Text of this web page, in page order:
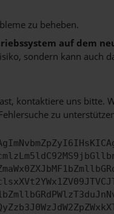
zu beheben.
auf dem
sondern kann auch
kontaktiere uns bitte.
zu